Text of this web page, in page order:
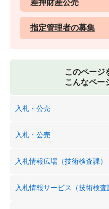
差押財産公売
指定管理者の募集
このページ
こんなペー
入札・公売
入札・公売
入札情報広場（技術検査課）
入札情報サービス（技術検査